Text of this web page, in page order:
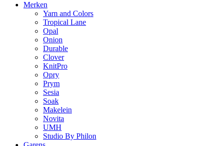
Merken
Yarn and Colors
Tropical Lane
Opal
Onion
Durable
Clover
KnitPro
Opry
Prym
Sesia
Soak
Makelein
Novita
UMH
Studio By Philon